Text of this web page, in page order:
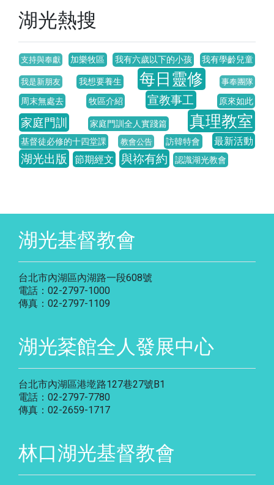
湖光熱搜
支持與奉獻 加樂牧區 我有六歲以下的小孩 我有學齡兒童
我是新朋友 我想要養生 每日靈修 事奉團隊
周末無處去 牧區介紹 宣教事工 原來如此
家庭門訓 家庭門訓全人實踐篇 真理教室
基督徒必修的十四堂課 教會公告 訪韓特會 最新活動
湖光出版 節期經文 與祢有約 認識湖光教會
湖光基督教會
台北市內湖區內湖路一段608號
電話：02-2797-1000
傳真：02-2797-1109
湖光棻館全人發展中心
台北市內湖區港墘路127巷27號B1
電話：02-2797-7780
傳真：02-2659-1717
林口湖光基督教會